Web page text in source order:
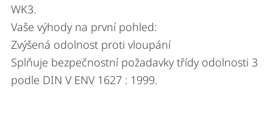
WK3.
Vaše výhody na první pohled:
Zvýšená odolnost proti vloupání
Splňuje bezpečnostní požadavky třídy odolnosti 3
podle DIN V ENV 1627 : 1999.